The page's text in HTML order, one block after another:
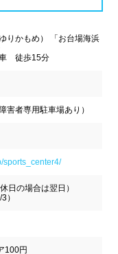
りかもめ） 「お台場海浜
車 徒歩15分
害者専用駐車場あり）
sports_center4/
日の場合は翌日）
）
100円
石川県
長野県
ツジム
設
ーブース